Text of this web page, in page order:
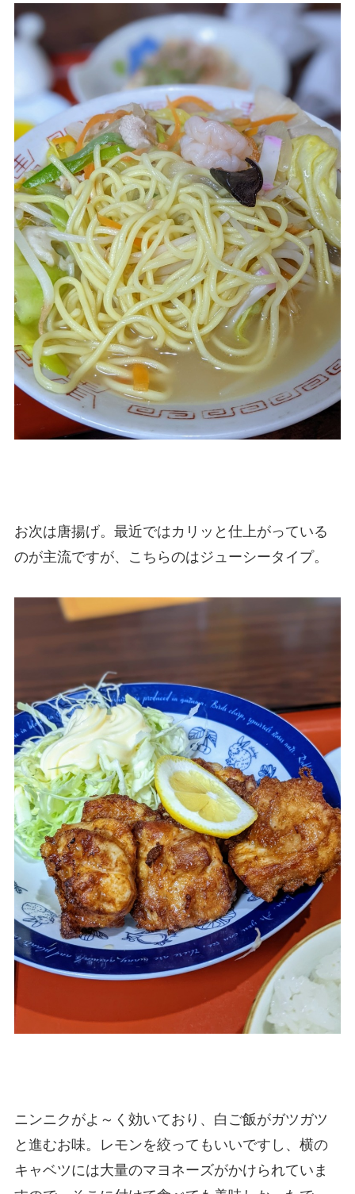
お次は唐揚げ。最近ではカリッと仕上がっている
のが主流ですが、こちらのはジューシータイプ。
ニンニクがよ～く効いており、白ご飯がガツガツ
と進むお味。レモンを絞ってもいいですし、横の
キャベツには大量のマヨネーズがかけられていま